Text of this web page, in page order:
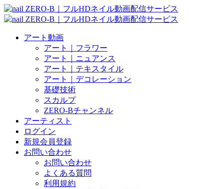
アート動画
アート｜フラワー
アート｜ニュアンス
アート｜テキスタイル
アート｜デコレーション
基礎技術
スカルプ
ZERO-Bチャンネル
アーティスト
ログイン
新規会員登録
お問い合わせ
お問い合わせ
よくある質問
利用規約